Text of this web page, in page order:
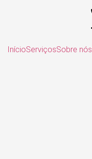
InícioServiçosSobre nós